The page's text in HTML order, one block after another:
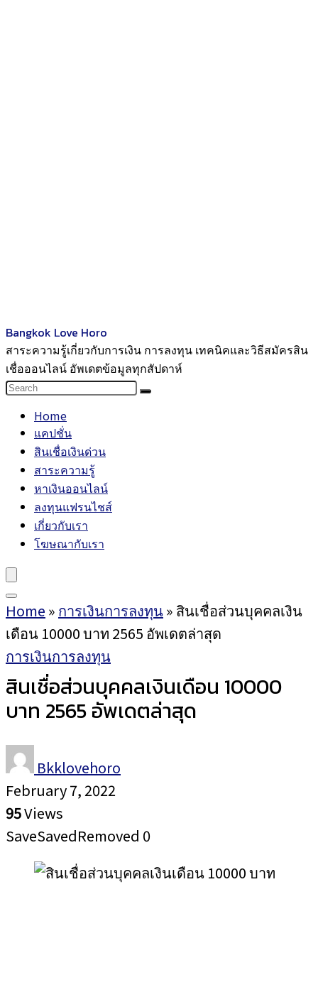
Bangkok Love Horo
สาระความรู้เกี่ยวกับการเงิน การลงทุน เทคนิคและวิธีสมัครสิน
เชื่อออนไลน์ อัพเดตข้อมูลทุกสัปดาห์
Home
แคปชั่น
สินเชื่อเงินด่วน
สาระความรู้
หาเงินออนไลน์
ลงทุนแฟรนไชส์
เกี่ยวกับเรา
โฆษณากับเรา
Home » การเงินการลงทุน» สินเชื่อส่วนบุคคลเงิน
เดือน 10000 บาท 2565 อัพเดตล่าสุด
การเงินการลงทุน
สินเชื่อส่วนบุคคลเงินเดือน 10000
บาท 2565 อัพเดตล่าสุด
Bkklovehoro
February 7, 2022
95Views
SaveSavedRemoved 0